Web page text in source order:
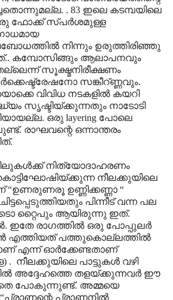
. 83 ഇലെ കടമ്പയിലെ
ഒരു ഫോക്ക് സ്പർശമുള്ള
നിന്നും ഉരുത്തിരിഞ്ഞു
കമ്പോസിങ്ങും ആലാപനവും
സൂക്ഷ്മനിരീക്ഷണം
സങ്കീറ്ണ്ണവും.
വിവിധ നടകളിൽ കയറി
സൃഷ്ടിയ്ക്കുന്നതും നാടോടി
ഒരു layering പോലെ
രാഘവന്റെ ഒന്നാന്തരം
നിത്യോദാഹരണം
നീലക്കുയിലെ
“ഉണരുണരൂ ഉണ്ണിക്കണ്ണാ “
പിന്നീട് വന്ന പല
റ്റൈപും ആയിരുന്നു ഇത്.
ഇതേ രാഗത്തിൽ ഒരു പോപ്പുലർ
എത്തിയത് പത്തുകൊല്ലത്തിൽ
എന്ന് ഓർക്കേണ്ടതാണ്
. നീലക്കുയിലെ പാട്ടുകൾ വഴി
അദ്ദേഹത്തെ തളയ്ക്കുന്നവർ ഈ
പോകുന്നുണ്ട്. അമ്മയെ
“പ്രാണന്റെ പ്രാണനിൽ